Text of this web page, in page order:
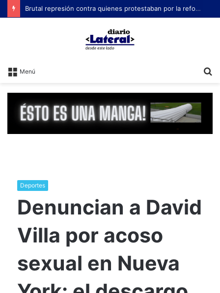
Brutal represión contra quienes protestaban por la reforma laboral de Milei
Menú
Deportes
Denuncian a David
Villa por acoso
sexual en Nueva